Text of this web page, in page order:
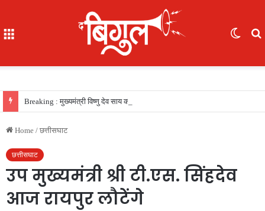
Home / छत्तीसघाट
छत्तीसघाट
उप मुख्यमंत्री श्री टी.एस. सिंहदेव
आज रायपुर लौटेंगे